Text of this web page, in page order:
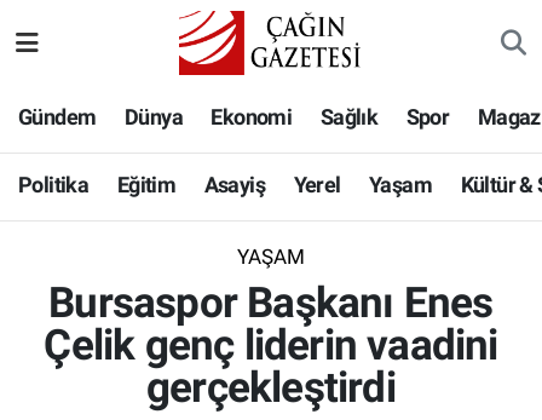
Gündem Dünya Ekonomi Sağlık Spor
Politika Eğitim Asayiş Yerel Yaşam Kültür &
YAŞAM
Bursaspor Başkanı Enes
Çelik genç liderin vaadini
gerçekleştirdi
Eğitim
Asayiş
Yaşam
Kültür & Sanat
Hava Durumu
Namaz Vakitleri
Süper Lig Puan Durumu ve Fikstür
Tüm Manşetler